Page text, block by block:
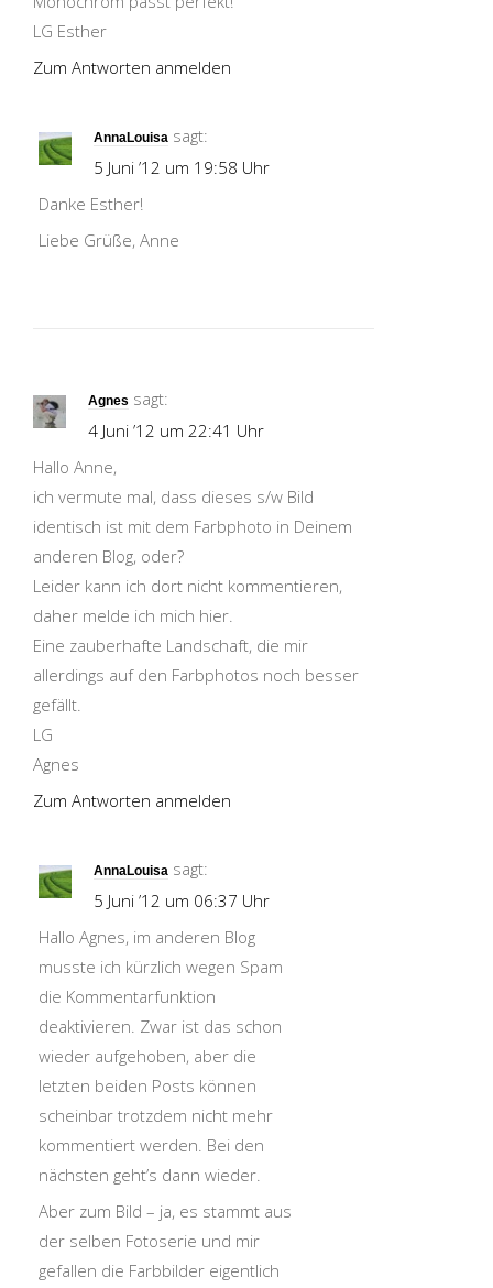
LG Esther
Zum Antworten anmelden
AnnaLouisa sagt:
5 Juni ’12 um 19:58 Uhr
Danke Esther!
Liebe Grüße, Anne
Agnes sagt:
4 Juni ’12 um 22:41 Uhr
Hallo Anne,
ich vermute mal, dass dieses s/w Bild
identisch ist mit dem Farbphoto in Deinem
anderen Blog, oder?
Leider kann ich dort nicht kommentieren,
daher melde ich mich hier.
Eine zauberhafte Landschaft, die mir
allerdings auf den Farbphotos noch besser
gefällt.
LG
Agnes
Zum Antworten anmelden
AnnaLouisa sagt:
5 Juni ’12 um 06:37 Uhr
Hallo Agnes, im anderen Blog
musste ich kürzlich wegen Spam
die Kommentarfunktion
deaktivieren. Zwar ist das schon
wieder aufgehoben, aber die
letzten beiden Posts können
scheinbar trotzdem nicht mehr
kommentiert werden. Bei den
nächsten geht’s dann wieder.
Aber zum Bild – ja, es stammt aus
der selben Fotoserie und mir
gefallen die Farbbilder eigentlich